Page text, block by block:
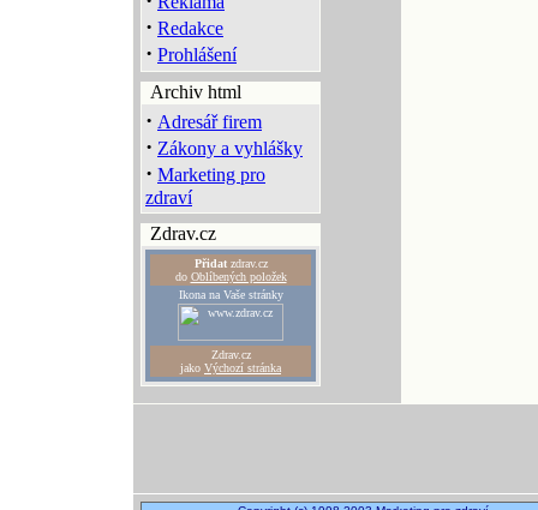
· Redakce
· Prohlášení
Archiv html
· Adresář firem
· Zákony a vyhlášky
· Marketing pro
zdraví
Zdrav.cz
Přidatzdrav.cz
do Oblíbených položek
Ikona na Vaše stránky
Zdrav.cz
jako Výchozí stránka